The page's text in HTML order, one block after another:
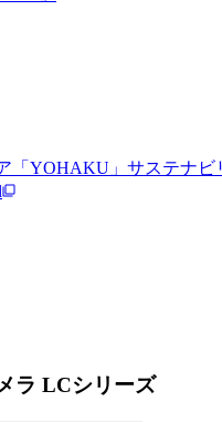
「YOHAKU」 サステナビ
ラ LCシリーズ